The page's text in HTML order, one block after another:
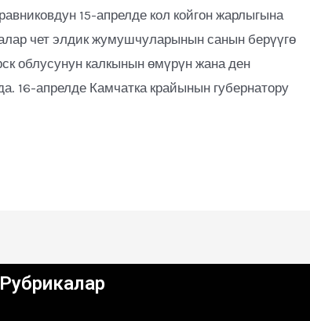
15-апрелде кол койгон жарлыгына
чет элдик жумушчуларынын санын берүүгө
облусунун калкынын өмүрүн жана ден
16-апрелде Камчатка крайынын губернатору
Рубрикалар